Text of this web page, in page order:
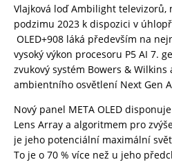
Vlajková loď Ambilight televizorů,
podzimu 2023 k dispozici v
OLED+908 láká především na
vysoký výkon procesoru P5 AI 7.
zvukový systém Bowers &
ambientního osvětlení Next Gen
Nový panel META OLED
Lens Array a algoritmem pro
je jeho potenciální maximální
To je o 70 % více než u jeho